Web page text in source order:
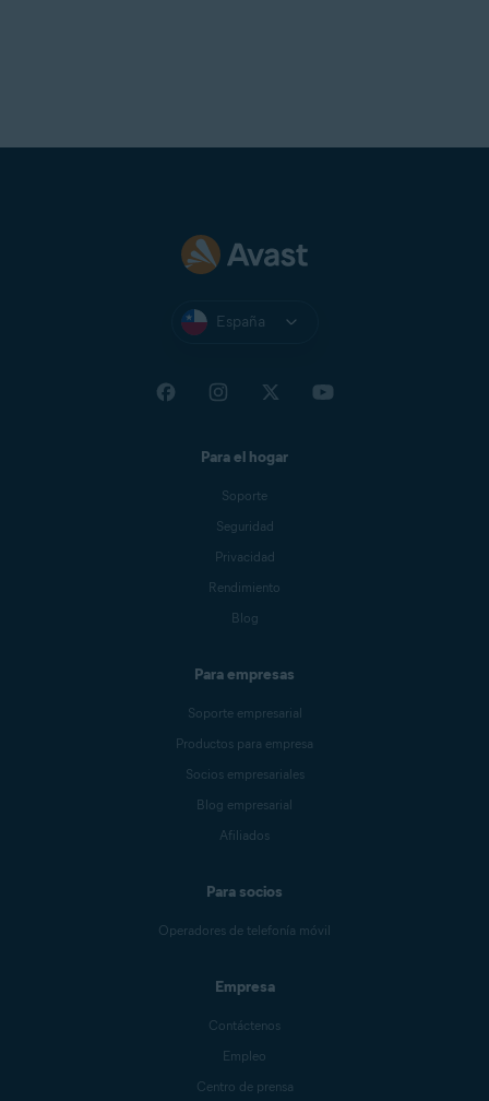
España
Para el hogar
Soporte
Seguridad
Privacidad
Rendimiento
Blog
Para empresas
Soporte empresarial
Productos para empresa
Socios empresariales
Blog empresarial
Afiliados
Para socios
Operadores de telefonía móvil
Empresa
Contáctenos
Empleo
Centro de prensa